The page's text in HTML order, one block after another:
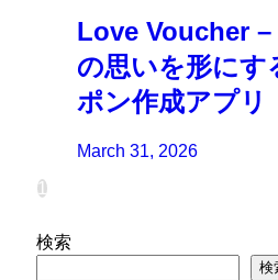
Love Voucher
の思いを形にす
ポン作成アプリ
March 31, 2026
1
検索
検